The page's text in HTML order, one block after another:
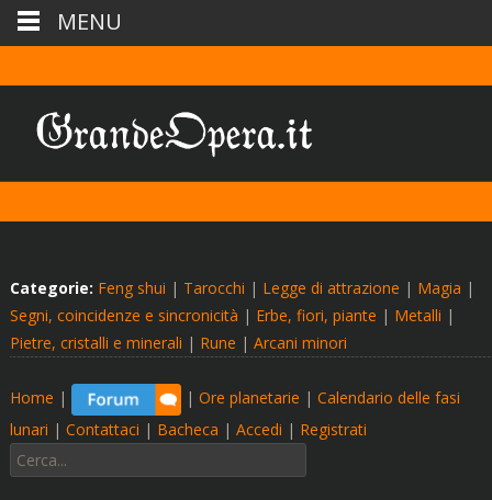
Categorie: Feng shui | Tarocchi | Legge di attrazione | Magia |
Segni, coincidenze e sincronicità | Erbe, fiori, piante | Metalli |
Pietre, cristalli e minerali | Rune | Arcani minori
Home | | Ore planetarie | Calendario delle fasi
lunari | Contattaci | Bacheca | Accedi | Registrati
Cerca:
MENU